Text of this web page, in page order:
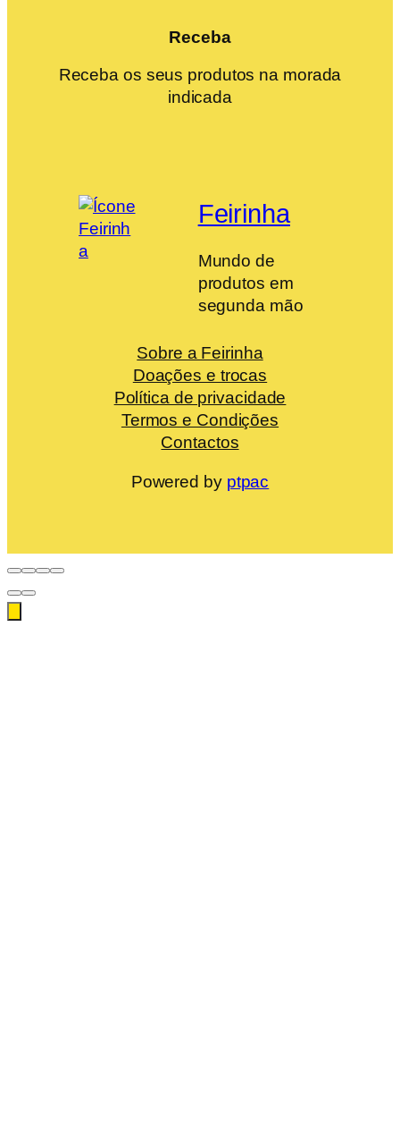
Receba
Receba os seus produtos na morada
indicada
Feirinha
Mundo de
produtos em
segunda mão
Sobre a Feirinha
Doações e trocas
Política de privacidade
Termos e Condições
Contactos
Powered by ptpac